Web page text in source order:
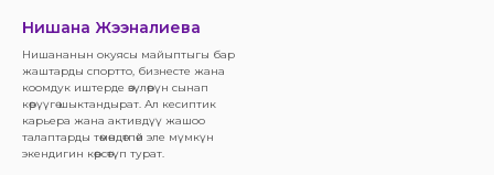
Нишана Жээналиева
Нишананын окуясы майыптыгы бар
жаштарды спортто, бизнесте жана
коомдук иштерде өзүлөрүн сынап
көрүүгө шыктандырат. Ал кесиптик
карьера жана активдүү жашоо
талаптарды төмөндөтпөй эле мүмкүн
экендигин көрсөтүп турат.